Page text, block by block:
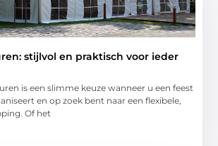
stijlvol en praktisch voor ieder
is een slimme keuze wanneer u een feest
en op zoek bent naar een flexibele,
Of het